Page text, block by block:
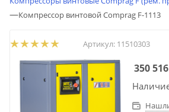
—Компрессор винтовой Comprag F-1113
Артикул: 11510303
350 516